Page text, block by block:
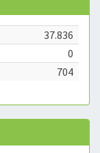
37.836
0
704